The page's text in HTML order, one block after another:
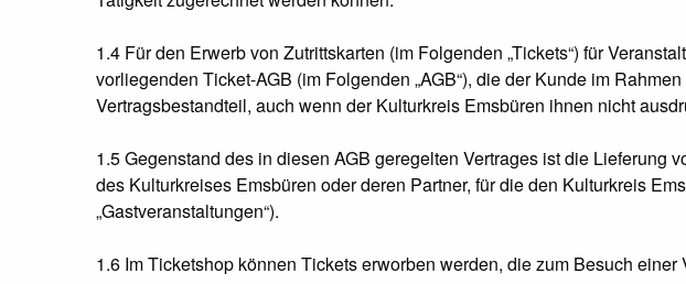
1.4 Für den Erwerb von Zutrittskarten (im Folgenden „Tickets“) für
vorliegenden Ticket-AGB (im Folgenden „AGB“), die der Kunde im
Vertragsbestandteil, auch wenn der Kulturkreis Emsbüren ihnen nicht
1.5 Gegenstand des in diesen AGB geregelten Vertrages ist die Lieferung
des Kulturkreises Emsbüren oder deren Partner, für die den Kulturkreis
„Gastveranstaltungen“).
1.6 Im Ticketshop können Tickets erworben werden, die zum Besuch einer